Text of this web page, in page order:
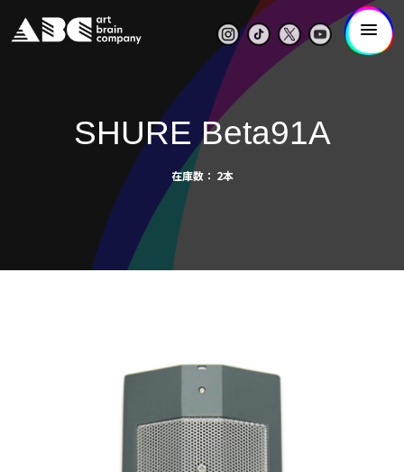
SHURE Beta91A
在庫数 2本